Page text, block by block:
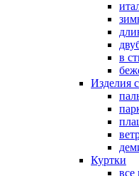
в
Изделия
Куртки
все